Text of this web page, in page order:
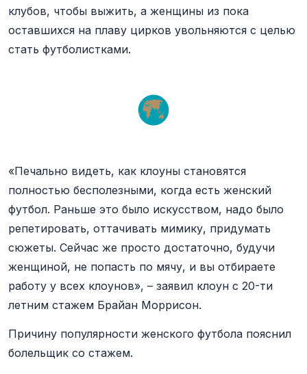
клубов, чтобы выжить, а женщины из пока
оставшихся на плаву цирков увольняются с целью
стать футболистками.
«Печально видеть, как клоуны становятся
полностью бесполезными, когда есть женский
футбол. Раньше это было искусством, надо было
репетировать, оттачивать мимику, придумать
сюжеты. Сейчас же просто достаточно, будучи
женщиной, не попасть по мячу, и вы отбираете
работу у всех клоунов», – заявил клоун с 20-ти
летним стажем Брайан Моррисон.
Причину популярности женского футбола пояснил
болельщик со стажем.